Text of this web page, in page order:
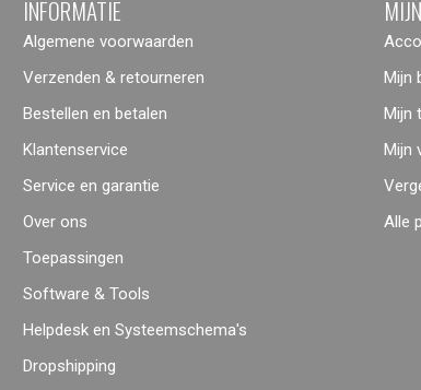
INFORMATIE
Algemene voorwaarden
Verzenden & retourneren
Bestellen en betalen
Klantenservice
Service en garantie
Over ons
Toepassingen
Software & Tools
Helpdesk en Systeemschema's
Dropshipping
Mijn
Mijn
Mijn
Alle